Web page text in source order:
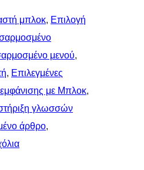
μπλοκ, Επιλογή
μενού
, Επιλεγμένες
με Μπλοκ
γλωσσών
άρθρo